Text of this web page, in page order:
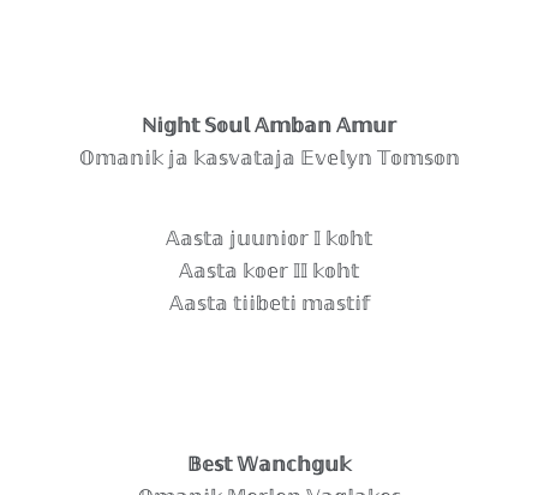
ℕ𝕚𝕘𝕙𝕥 𝕊𝕠𝕦𝕝 𝔸𝕞𝕓𝕒𝕟 𝔸𝕞𝕦𝕣
𝕆𝕞𝕒𝕟𝕚𝕜 𝕛𝕒 𝕜𝕒𝕤𝕧𝕒𝕥𝕒𝕛𝕒 𝔼𝕧𝕖𝕝𝕪𝕟 𝕋𝕠𝕞𝕤𝕠𝕟
𝔸𝕒𝕤𝕥𝕒 𝕛𝕦𝕦𝕟𝕚𝕠𝕣 𝕀 𝕜𝕠𝕙𝕥
𝔸𝕒𝕤𝕥𝕒 𝕜𝕠𝕖𝕣 𝕀𝕀 𝕜𝕠𝕙𝕥
𝔸𝕒𝕤𝕥𝕒 𝕥𝕚𝕚𝕓𝕖𝕥𝕚 𝕞𝕒𝕤𝕥𝕚𝕗
𝔹𝕖𝕤𝕥 𝕎𝕒𝕟𝕔𝕙𝕘𝕦𝕜